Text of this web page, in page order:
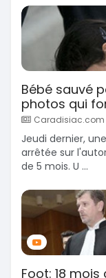
Bébé sauvé
photos qui
Caradisiac.com
Jeudi dernier,
arrêtée sur
de 5 mois. U ...
Foot: 18